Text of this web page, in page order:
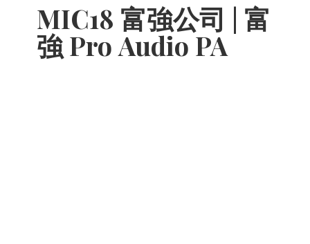
MIC18 富強公司 | 富
強 Pro Audio PA